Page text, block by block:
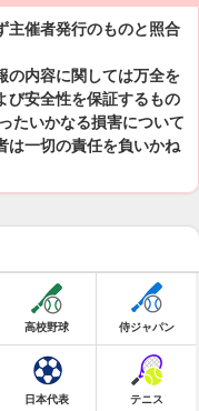
主催者発行のものと照合
の内容に関しては万全を
び安全性を保証するもの
たいかなる損害について
は一切の責任を負いかね
高校野球 侍ジャパン
日本代表 テニス